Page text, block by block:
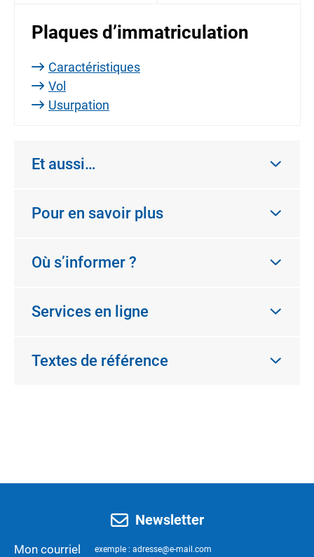
Plaques d’immatriculation
Caractéristiques
Vol
Usurpation
Et aussi…
Pour en savoir plus
Où s’informer ?
Services en ligne
Textes de référence
Newsletter
Mon courriel